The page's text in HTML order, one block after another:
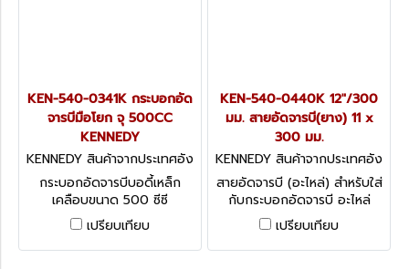
KEN-540-0341K กระบอกอัด
จารบีมือโยก จุ 500CC
KENNEDY
KENNEDY สินค้าจากประเทศอัง
กฤษ KEN-540-0341K
กระบอกอัดจารบีบอดี้เหล็ก
เคลือบขนาด 500 ซีซี
Kennedy Grease Guns - LG-
PRO500
เปรียบเทียบ
KEN-540-0440K 12"/300
มม. สายอัดจารบี(ยาง) 11 x
300 มม.
KENNEDY สินค้าจากประเทศอัง
กฤษ KEN-540-0440K
สายอัดจารบี (อะไหล่) สำหรับใส่
กับกระบอกอัดจารบี อะไหล่
สำหรับกระบอกอัดจารบี / ปืน
อัดจารบี มีหลายขนาดให้เลือก
Kennedy Flexible Hoses
เปรียบเทียบ